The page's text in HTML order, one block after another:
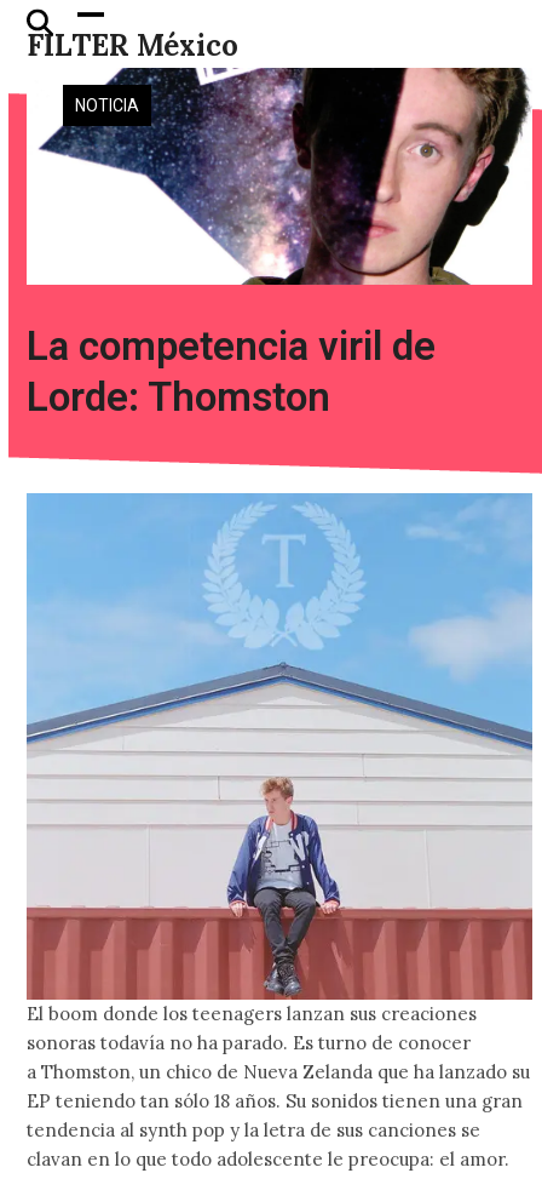
Skip
FILTER México
Open
mobile
menu
Close
mobile
menu
NOTICIA
La competencia viril de
Lorde: Thomston
El boom donde los teenagers lanzan sus creaciones
sonoras todavía no ha parado. Es turno de conocer
a Thomston, un chico de Nueva Zelanda que ha lanzado su
EP teniendo tan sólo 18 años. Su sonidos tienen una gran
tendencia al synth pop y la letra de sus canciones se
clavan en lo que todo adolescente le preocupa: el amor.